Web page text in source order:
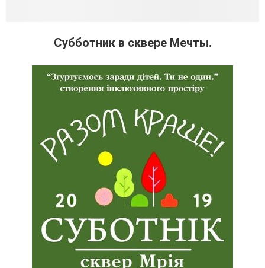
Субботник в сквере Мечты.